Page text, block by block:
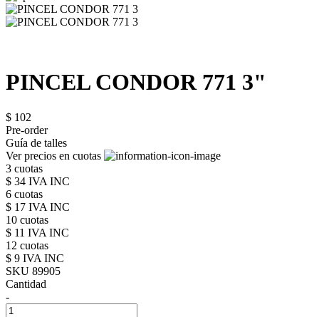
PINCEL CONDOR 771 3"
$ 102
Pre-order
Guía de talles
Ver precios en cuotas
3 cuotas
$ 34 IVA INC
6 cuotas
$ 17 IVA INC
10 cuotas
$ 11 IVA INC
12 cuotas
$ 9 IVA INC
SKU 89905
Cantidad
-